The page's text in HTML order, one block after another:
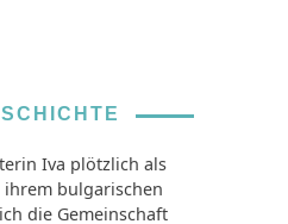
Iva plötzlich als
ihrem bulgarischen
die Gemeinschaft